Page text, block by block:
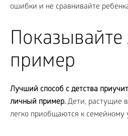
ошибки и не сравнивайте
пример
Лучший способ с детства
личный пример. Дети, растущие
легко приобщаются к семейному